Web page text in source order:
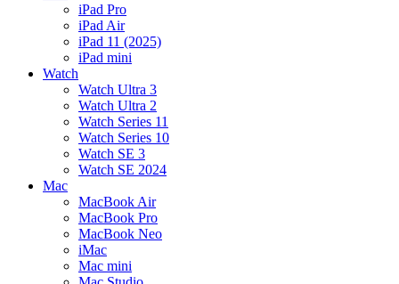
iPad Pro
iPad Air
iPad 11 (2025)
iPad mini
Watch
Watch Ultra 3
Watch Ultra 2
Watch Series 11
Watch Series 10
Watch SE 3
Watch SE 2024
Mac
MacBook Air
MacBook Pro
MacBook Neo
iMac
Mac mini